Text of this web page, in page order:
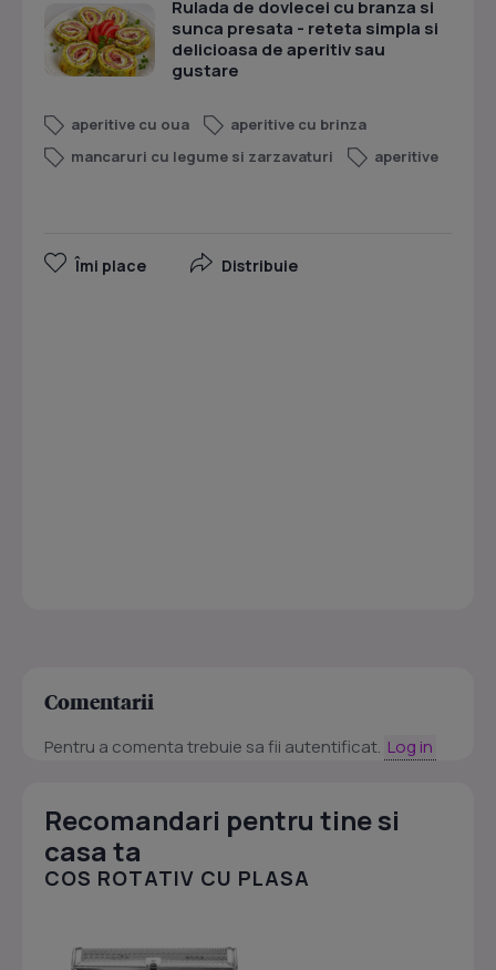
Rulada de dovlecei cu branza si
sunca presata - reteta simpla si
delicioasa de aperitiv sau
gustare
aperitive cu oua
aperitive cu brinza
mancaruri cu legume si zarzavaturi
aperitive
Îmi place Distribuie
Comentarii
Pentru a comenta trebuie sa fii autentificat. Log in
Recomandari pentru tine si
casa ta
COS ROTATIV CU PLASA